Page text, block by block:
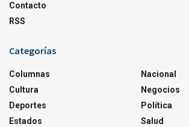
Contacto
RSS
Categorías
Columnas
Cultura
Deportes
Estados
Nacional
Negocios
Política
Salud